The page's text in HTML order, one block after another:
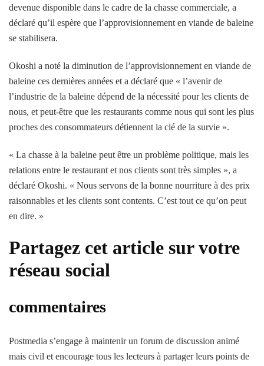
devenue disponible dans le cadre de la chasse commerciale, a
déclaré qu’il espère que l’approvisionnement en viande de baleine
se stabilisera.
Okoshi a noté la diminution de l’approvisionnement en viande de
baleine ces dernières années et a déclaré que « l’avenir de
l’industrie de la baleine dépend de la nécessité pour les clients de
nous, et peut-être que les restaurants comme nous qui sont les plus
proches des consommateurs détiennent la clé de la survie ».
« La chasse à la baleine peut être un problème politique, mais les
relations entre le restaurant et nos clients sont très simples », a
déclaré Okoshi. « Nous servons de la bonne nourriture à des prix
raisonnables et les clients sont contents. C’est tout ce qu’on peut
en dire. »
Partagez cet article sur votre
réseau social
commentaires
Postmedia s’engage à maintenir un forum de discussion animé
mais civil et encourage tous les lecteurs à partager leurs points de